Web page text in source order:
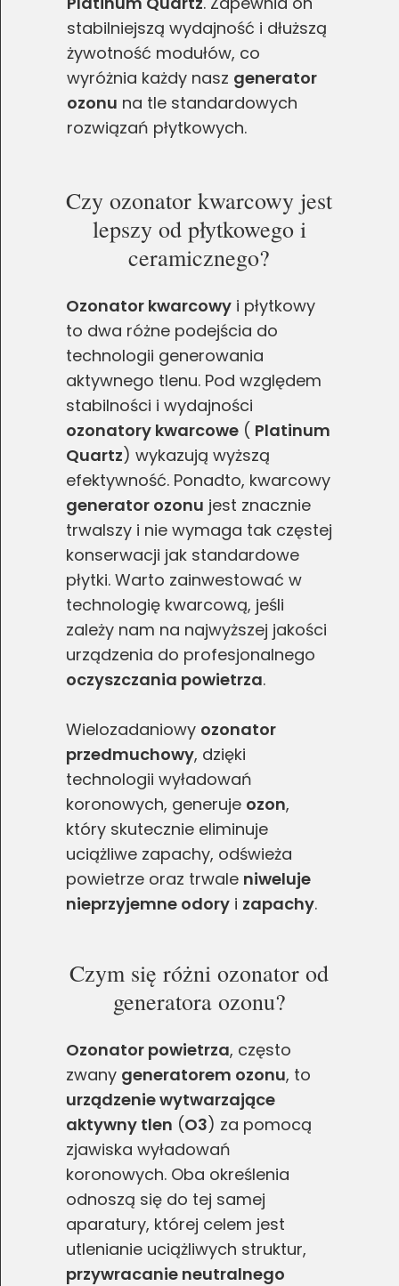
stabilniejszą wydajność i dłuższą
żywotność modułów, co
wyróżnia każdy nasz generator
ozonu na tle standardowych
rozwiązań płytkowych.
Czy ozonator kwarcowy jest
lepszy od płytkowego i
ceramicznego?
Ozonator kwarcowy i płytkowy
to dwa różne podejścia do
technologii generowania
aktywnego tlenu. Pod względem
stabilności i wydajności
ozonatory kwarcowe ( Platinum
Quartz) wykazują wyższą
efektywność. Ponadto, kwarcowy
generator ozonu jest znacznie
trwalszy i nie wymaga tak częstej
konserwacji jak standardowe
płytki. Warto zainwestować w
technologię kwarcową, jeśli
zależy nam na najwyższej jakości
urządzenia do profesjonalnego
oczyszczania powietrza.
Wielozadaniowy ozonator
przedmuchowy, dzięki
technologii wyładowań
koronowych, generuje ozon,
który skutecznie eliminuje
uciążliwe zapachy, odświeża
powietrze oraz trwale niweluje
nieprzyjemne odory i zapachy.
Czym się różni ozonator od
generatora ozonu?
Ozonator powietrza, często
zwany generatorem ozonu, to
urządzenie wytwarzające
aktywny tlen (O3) za pomocą
zjawiska wyładowań
koronowych. Oba określenia
odnoszą się do tej samej
aparatury, której celem jest
utlenianie uciążliwych struktur,
przywracanie neutralnego